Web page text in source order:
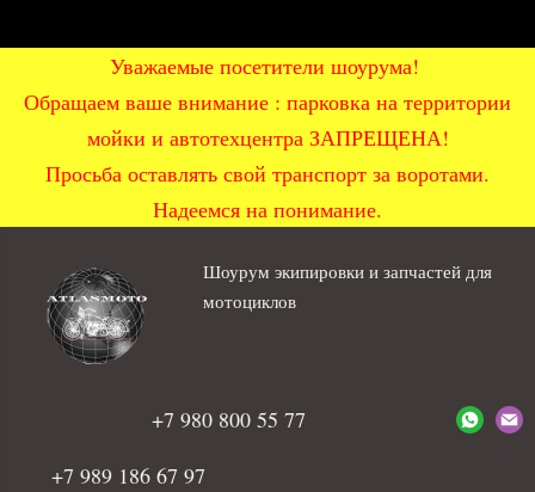
Уважаемые посетители шоурума!
Обращаем ваше внимание : парковка на территории
мойки и автотехцентра ЗАПРЕЩЕНА!
Просьба оставлять свой транспорт за воротами.
Надеемся на понимание.
Шоурум экипировки и запчастей для
мотоциклов
+7 980 800 55 77
+7 989 186 67 97